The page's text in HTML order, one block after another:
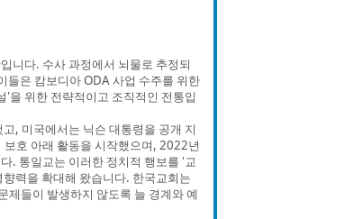
니다. 수사 과정에서 뇌물로 추정되
들은 캄보디아 ODA 사업 수주를 위한
을 위한 전략적이고 조직적인 전통입
, 미국에서는 닉슨 대통령을 공개 지
호 아래 활동을 시작했으며, 2022년
. 통일교는 이러한 정치적 행보를 '교
력을 확대해 왔습니다. 한국교회는
제들이 발생하지 않도록 늘 경계와 예